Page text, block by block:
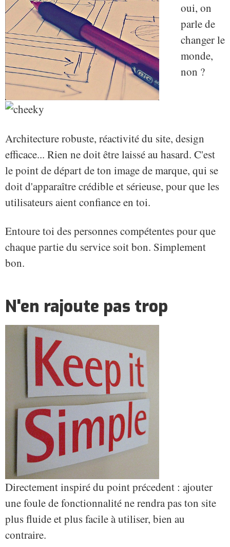
oui, on
parle de
changer le
monde,
non ?
Architecture robuste, réactivité du site, design
efficace... Rien ne doit être laissé au hasard. C'est
le point de départ de ton image de marque, qui se
doit d'apparaître crédible et sérieuse, pour que les
utilisateurs aient confiance en toi.
Entoure toi des personnes compétentes pour que
chaque partie du service soit bon. Simplement
bon.
N'en rajoute pas trop
Directement inspiré du point précedent : ajouter
une foule de fonctionnalité ne rendra pas ton site
plus fluide et plus facile à utiliser, bien au
contraire.